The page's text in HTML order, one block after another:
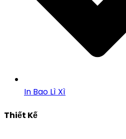
In Bao Lì Xì
Thiết Kế